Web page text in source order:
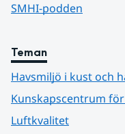
SMHI-podden
Teman
Havsmiljö i kust och
Kunskapscentrum
Luftkvalitet